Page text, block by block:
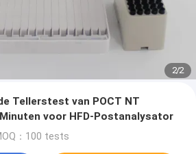
2/2
Tellerstest van POCT NT
voor HFD-Postanalysator
：100 tests